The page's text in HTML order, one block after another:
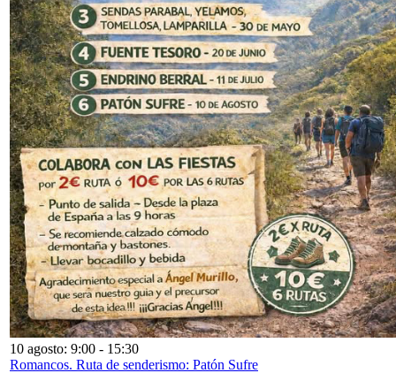
10 agosto: 9:00 - 15:30
Romancos. Ruta de senderismo: Patón Sufre